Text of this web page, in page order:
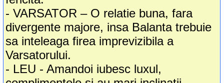
- VARSATOR – O relatie buna, fara
divergente majore, insa Balanta trebuie
sa inteleaga firea imprevizibila a
Varsatorului.
- LEU - Amandoi iubesc luxul,